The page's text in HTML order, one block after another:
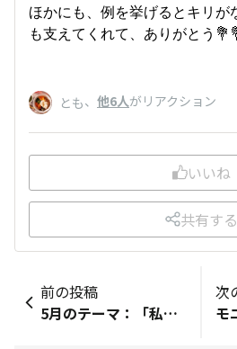
ほかにも、例を挙げるとキリ
も支えてくれて、ありがとう
とも、 他6人がリアクション
いいね
共有する
前の投稿
5月のテーマ：「私の自慢のお母さん💐」★一人暮らしして思ったこと実家にいたときは毎週カレーが出てきて飽きてたけど、お母さんが作るカレーが一番美味しい！！実家帰るときは作ってもらいます。★同棲して思ったこと毎日仕事して、ご飯作って洗濯して、大変！！お母さんはこれに子育てもしていてすごいと思っています。
次